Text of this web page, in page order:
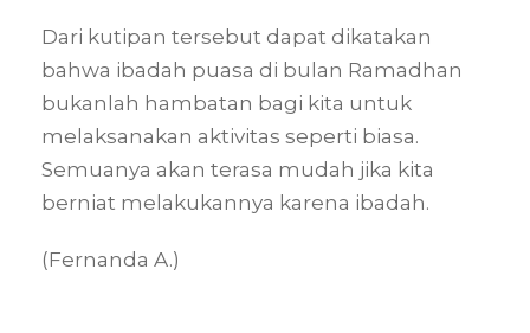
Dari kutipan tersebut dapat dikatakan
bahwa ibadah puasa di bulan Ramadhan
bukanlah hambatan bagi kita untuk
melaksanakan aktivitas seperti biasa.
Semuanya akan terasa mudah jika kita
berniat melakukannya karena ibadah.
(Fernanda A.)